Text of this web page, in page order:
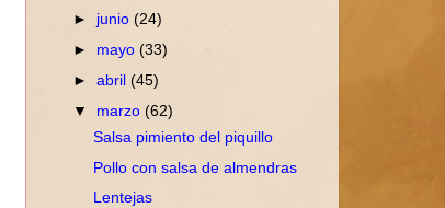
► junio(24)
► mayo(33)
►abril(45)
▼ marzo(62)
Salsa pimiento del piquillo
Pollo con salsa de almendras
Lentejas